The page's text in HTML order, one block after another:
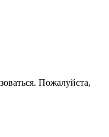
Пожалуйста,